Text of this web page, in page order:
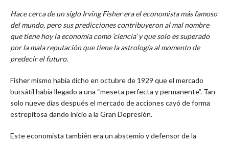
Hace cerca de un siglo Irving Fisher era el economista más famoso
del mundo, pero sus predicciones contribuyeron al mal nombre
que tiene hoy la economía como ‘ciencia’ y que solo es superado
por la mala reputación que tiene la astrología al momento de
predecir el futuro.
Fisher mismo había dicho en octubre de 1929 que el mercado
bursátil había llegado a una “meseta perfecta y permanente”. Tan
solo nueve días después el mercado de acciones cayó de forma
estrepitosa dando inicio a la Gran Depresión.
Este economista también era un abstemio y defensor de la